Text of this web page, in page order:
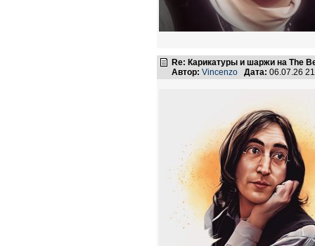
Re: Карикатуры и шаржи на The
Автор: Vincenzo Дата: 06.07.26